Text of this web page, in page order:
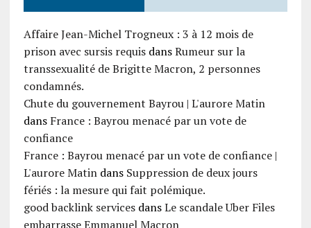
Affaire Jean-Michel Trogneux : 3 à 12 mois de
prison avec sursis requisdansRumeur sur la
transsexualité de Brigitte Macron, 2 personnes
condamnés.
Chute du gouvernement Bayrou | L'aurore Matin
dans France : Bayrou menacé par un vote de
confiance
France : Bayrou menacé par un vote de confiance |
L'aurore Matindans Suppression de deux jours
fériés : la mesure qui fait polémique.
good backlink servicesdansLe scandale Uber Files
embarrasse Emmanuel Macron